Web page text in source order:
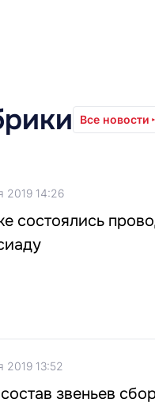
Все новости
2019 14:26
состоялись
2019 13:52
звеньев